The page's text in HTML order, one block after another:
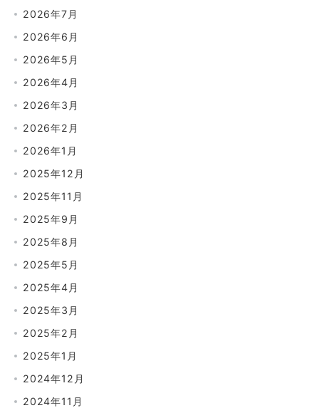
2026年7月
2026年6月
2026年5月
2026年4月
2026年3月
2026年2月
2026年1月
2025年12月
2025年11月
2025年9月
2025年8月
2025年5月
2025年4月
2025年3月
2025年2月
2025年1月
2024年12月
2024年11月